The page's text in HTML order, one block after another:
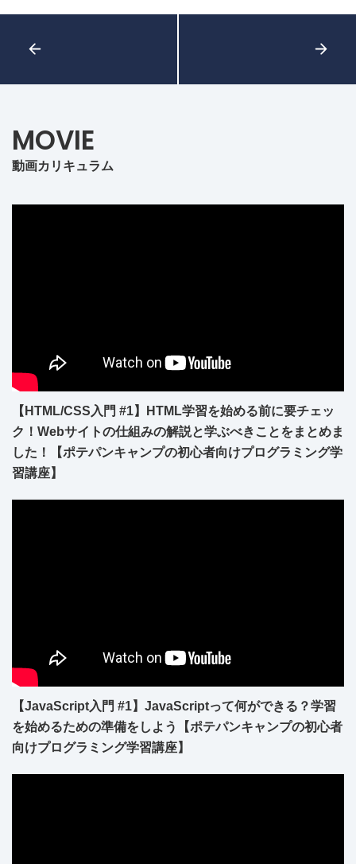
MOVIE
動画カリキュラム
【HTML/CSS入門 #1】HTML学習を始める前に要チェッ
ク！Webサイトの仕組みの解説と学ぶべきことをまとめま
した！【ポテパンキャンプの初心者向けプログラミング学
習講座】
【JavaScript入門 #1】JavaScriptって何ができる？学習
を始めるための準備をしよう【ポテパンキャンプの初心者
向けプログラミング学習講座】